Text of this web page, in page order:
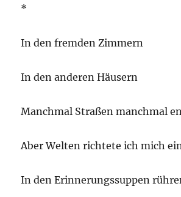
*
In den fremden Zimmern
In den anderen Häusern
Manchmal Straßen manchmal
Aber Welten richtete ich mich
In den Erinnerungssuppen